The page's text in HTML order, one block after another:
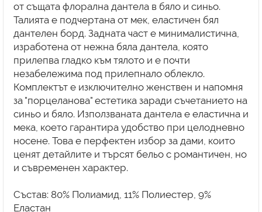
от същата флорална дантела в бяло и синьо.
Талията е подчертана от мек, еластичен бял
дантелен борд. Задната част е минималистична,
изработена от нежна бяла дантела, която
прилепва гладко към тялото и е почти
незабележима под прилепнало облекло.
Комплектът е изключително женствен и напомня
за "порцеланова" естетика заради съчетанието на
синьо и бяло. Използваната дантела е еластична и
мека, което гарантира удобство при целодневно
носене. Това е перфектен избор за дами, които
ценят детайлите и търсят бельо с романтичен, но
и съвременен характер.
Състав: 80% Полиамид, 11% Полиестер, 9%
Еластан